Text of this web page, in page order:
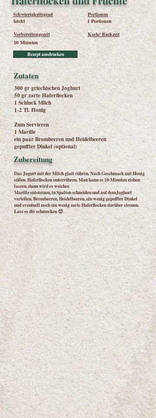
Schwierigkeitsgrad
leicht
Vorbereitungszeit
10 Minuten
Portionen
1 Portionen
Koch/ Backzeit
Rezept ausdrucken
Zutaten
300 gr griechischen Joghurt
50 gr zarte Haferflocken
1 Schluck Milch
1-2 Tl. Honig
Zum Servieren
1 Marille
ein paar Brombeeren und Heidelbeeren
gepuffter Dinkel (optional)
Zubereitung
Das Jogurt mit der Milch glatt rühren. Nach Geschmack mit Honig
süßen. Haferflocken unterrühren. Man kann es 10 Minuten ziehen
lassen, dann wird es weicher.
Marille entsteinen, in Spalten schneiden und auf demJoghurt
verteilen. Brombeeren, Heidelbeeren, ein wenig gepuffter Dinkel
und eventuell noch ein wenig zarte Haferflocken darüber streuen.
Lass es dir schmecken 😊